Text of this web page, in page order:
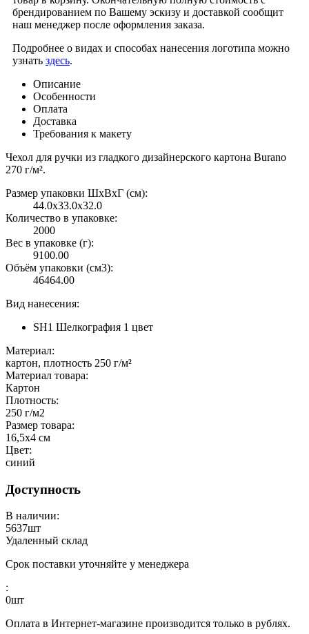
брендированием по Вашему эскизу и доставкой сообщит
наш менеджер после оформления заказа.
Подробнее о видах и способах нанесения логотипа можно
узнать здесь.
Описание
Особенности
Оплата
Доставка
Требования к макету
Чехол для ручки из гладкого дизайнерского картона Burano
270 г/м².
Размер упаковки ШxВxГ (см):
44.0x33.0x32.0
Количество в упаковке:
2000
Вес в упаковке (г):
9100.00
Объём упаковки (см3):
46464.00
Вид нанесения:
SH1 Шелкография 1 цвет
Материал:
картон, плотность 250 г/м²
Материал товара:
Картон
Плотность:
250 г/м2
Размер товара:
16,5х4 см
Цвет:
синий
Доступность
В наличии:
5637шт
Удаленный склад
Срок поставки уточняйте у менеджера
:
0шт
Оплата в Интернет-магазине производится только в рублях.